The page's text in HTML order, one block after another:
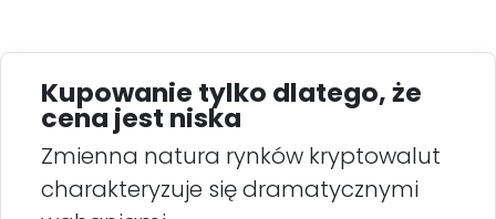
Kupowanie tylko dlatego, że
cena jest niska
Zmienna natura rynków kryptowalut
charakteryzuje się dramatycznymi